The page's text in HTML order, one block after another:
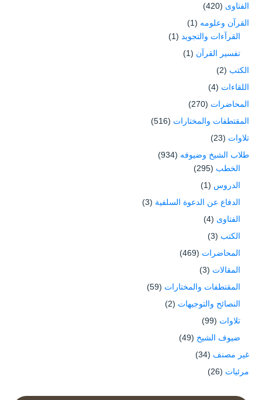
الفتاوى (420)
القرآن وعلومه (1)
القرآءات والتجويد (1)
تفسير القرآن (1)
الكتب (2)
اللقاءات (4)
المحاضرات (270)
المقتطفات والمختارات (516)
تلاوات (23)
طلاب الشيخ وضيوفه (934)
الخطب (295)
الدروس (1)
الدفاع عن الدعوة السلفية (3)
الفتاوى (4)
الكتب (3)
المحاضرات (469)
المقالات (3)
المقتطفات والمختارات (59)
النصائح والتوجيهات (2)
تلاوات (99)
ضيوف الشيخ (49)
غير مصنف (34)
مرئيات (26)